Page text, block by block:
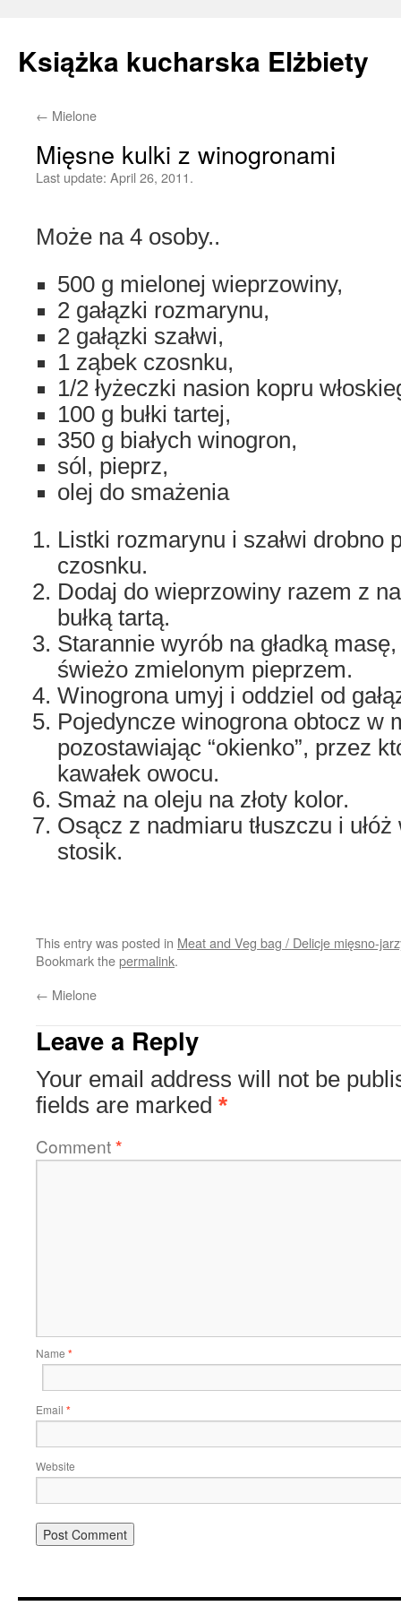
Książka kucharska Elżbiety
Skip
← Mielone
Mięsne kulki z winogronami
Last update: April 26, 2011.
Może na 4 osoby..
500 g mielonej wieprzowiny,
2 gałązki rozmarynu,
2 gałązki szałwi,
1 ząbek czosnku,
1/2 łyżeczki nasion kopru
100 g bułki tartej,
350 g białych winogron,
sól, pieprz,
olej do smażenia
Listki rozmarynu i szałwi drobno
czosnku.
Dodaj do wieprzowiny razem z
bułką tartą.
Starannie wyrób na gładką
świeżo zmielonym pieprzem.
Winogrona umyj i oddziel od
Pojedyncze winogrona obtocz w
pozostawiając “okienko”, przez
kawałek owocu.
Smaż na oleju na złoty kolor.
Osącz z nadmiaru tłuszczu i
stosik.
This entry was posted in Meat and Veg bag / Delicje mięsno-
Bookmark thepermalink.
← Mielone
Leave a Reply
Your email address will not be
fields are marked *
Comment*
Name *
Email *
Website